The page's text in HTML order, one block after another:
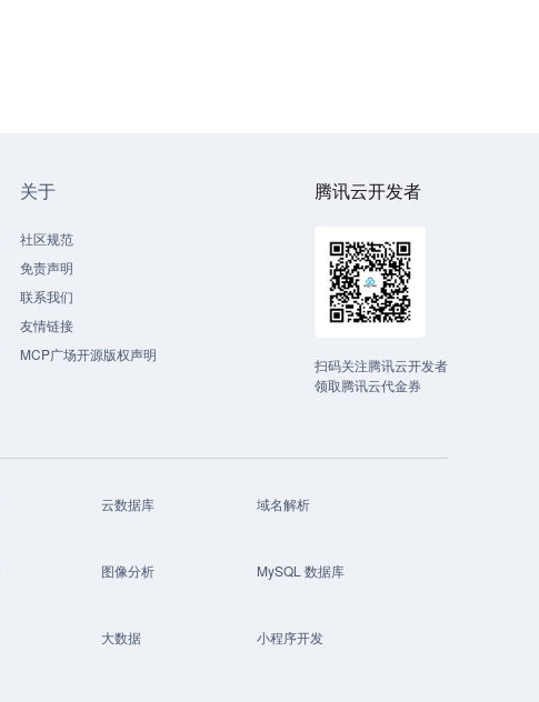
关于
社区规范
免责声明
联系我们
友情链接
MCP广场开源版权声明
腾讯云开发者
扫码关注腾讯云开发者
领取腾讯云代金券
云数据库
域名解析
图像分析
MySQL 数据库
大数据
小程序开发